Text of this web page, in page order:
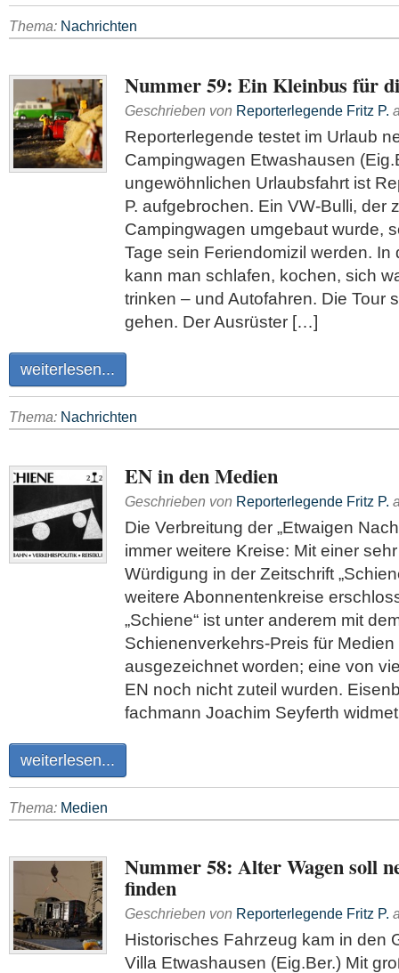
Thema: Nachrichten
Nummer 59: Ein Kleinbus für
Geschrieben von Reporterlegende Fritz P.
Reporterlegende testet im Urlaub
Campingwagen Etwashausen
ungewöhnlichen Urlaubsfahrt ist
P. aufgebrochen. Ein VW-Bulli, der
Campingwagen umgebaut wurde,
Tage sein Feriendomizil werden. In
kann man schlafen, kochen, sich
trinken – und Autofahren. Die Tour
gehen. Der Ausrüster […]
weiterlesen...
Thema: Nachrichten
EN in den Medien
Geschrieben von Reporterlegende Fritz P.
Die Verbreitung der „Etwaigen
immer weitere Kreise: Mit einer
Würdigung in der Zeitschrift
weitere Abonnentenkreise
„Schiene“ ist unter anderem mit
Schienenverkehrs-Preis für Medien
ausgezeichnet worden; eine von
EN noch nicht zuteil wurden.
fachmann Joachim Seyferth
weiterlesen...
Thema: Medien
Nummer 58: Alter Wagen soll
finden
Geschrieben von Reporterlegende Fritz P.
Historisches Fahrzeug kam in den
Villa Etwashausen (Eig.Ber.) Mit